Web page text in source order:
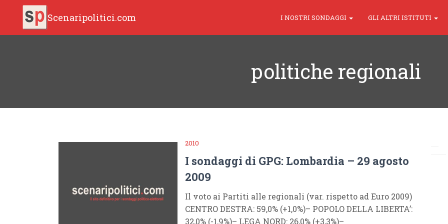
Scenaripolitici.com I NOSTRI SONDAGGI GLI ALTRI ISTITUTI
politiche regionali
2010
I sondaggi di GPG: Lombardia – 29 agosto
2009
Il voto ai Partiti alle regionali (var. rispetto ad Euro 2009)
CENTRO DESTRA: 59,0% (+1,0%)– POPOLO DELLA LIBERTA’:
32,0% (-1,9%)– LEGA NORD: 26,0% (+3,3%)–